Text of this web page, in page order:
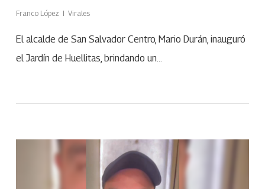
Franco López Virales
El alcalde de San Salvador Centro, Mario Durán, inauguró
el Jardín de Huellitas, brindando un…